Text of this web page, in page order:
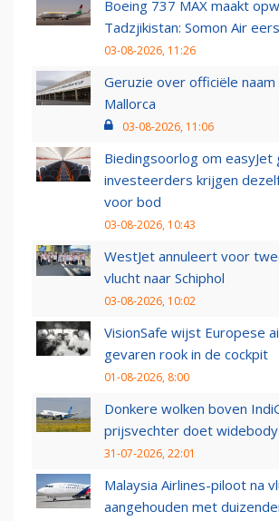
Boeing 737 MAX maakt
Tadzjikistan: Somon Air
03-08-2026, 11:26
Geruzie over officiële naam
Mallorca
03-08-2026, 11:06
Biedingsoorlog om easyJet
investeerders krijgen
voor bod
03-08-2026, 10:43
WestJet annuleert voor
vlucht naar Schiphol
03-08-2026, 10:02
VisionSafe wijst Europese
gevaren rook in de cockpit
01-08-2026, 8:00
Donkere wolken boven
prijsvechter doet
31-07-2026, 22:01
Malaysia Airlines-piloot na
aangehouden met